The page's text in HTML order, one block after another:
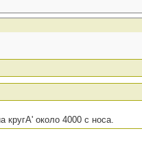
кругА' около 4000 с носа.